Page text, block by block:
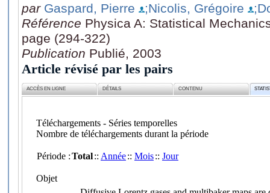
par Gaspard, Pierre ;Nicolis, Grégoire
Référence Physica A: Statistical
page (294-322)
Publication Publié, 2003
Article révisé par les pairs
ACCÈS EN LIGNE DÉTAILS CONTENU